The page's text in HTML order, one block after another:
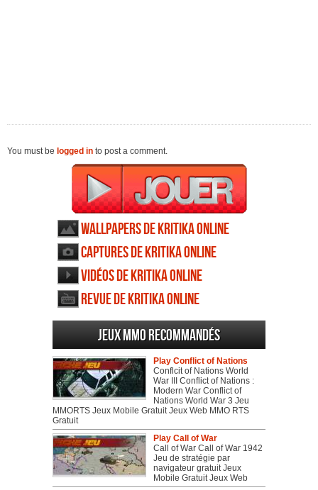
You must be logged in to post a comment.
Wallpapers de Kritika Online
Captures de Kritika Online
Vidéos de Kritika Online
Revue de Kritika Online
Jeux MMO recommandés
Play Conflict of Nations
Conflcit of Nations World
War III Conflict of Nations :
Modern War Conflict of
Nations World War 3 Jeu
MMORTS Jeux Mobile Gratuit Jeux Web MMO RTS
Gratuit
Play Call of War
Call of War Call of War 1942
Jeu de stratégie par
navigateur gratuit Jeux
Mobile Gratuit Jeux Web